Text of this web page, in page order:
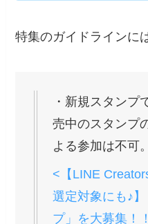
特集のガイドラインに
・新規スタンプ
売中のスタンプ
よる参加は不可。
<【LINE
選定対象にも♪
プ」を大募集！